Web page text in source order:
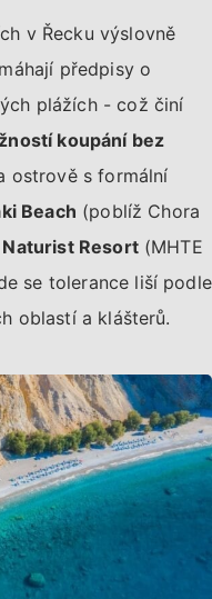
v Řecku výslovně
předpisy o
plážích - což činí
koupání bez
ostrově s formální
Beach (poblíž Chora
Resort(MHTE
se tolerance liší podle
oblastí a klášterů.